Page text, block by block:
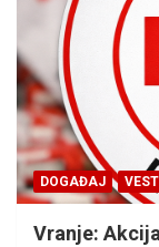
DOGAĐAJ VESTI
Vranje: